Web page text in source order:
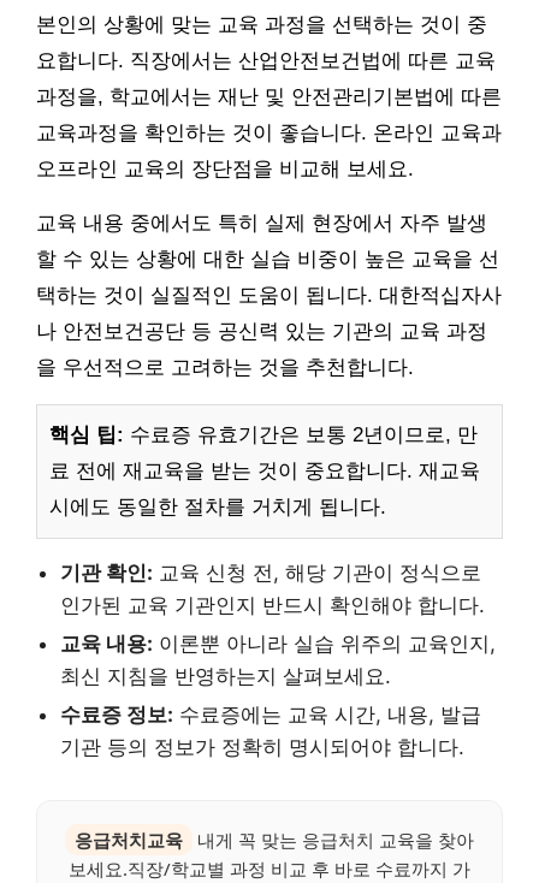
본인의 상황에 맞는 교육 과정을 선택하는 것이 중
요합니다. 직장에서는 산업안전보건법에 따른 교육
과정을, 학교에서는 재난 및 안전관리기본법에 따른
교육과정을 확인하는 것이 좋습니다. 온라인 교육과
오프라인 교육의 장단점을 비교해 보세요.
교육 내용 중에서도 특히 실제 현장에서 자주 발생
할 수 있는 상황에 대한 실습 비중이 높은 교육을 선
택하는 것이 실질적인 도움이 됩니다. 대한적십자사
나 안전보건공단 등 공신력 있는 기관의 교육 과정
을 우선적으로 고려하는 것을 추천합니다.
핵심 팁: 수료증 유효기간은 보통 2년이므로, 만
료 전에 재교육을 받는 것이 중요합니다. 재교육
시에도 동일한 절차를 거치게 됩니다.
기관 확인: 교육 신청 전, 해당 기관이 정식으로
인가된 교육 기관인지 반드시 확인해야 합니다.
교육 내용: 이론뿐 아니라 실습 위주의 교육인지,
최신 지침을 반영하는지 살펴보세요.
수료증 정보: 수료증에는 교육 시간, 내용, 발급
기관 등의 정보가 정확히 명시되어야 합니다.
응급처치교육
내게 꼭 맞는 응급처치 교육을 찾아
보세요.직장/학교별 과정 비교 후 바로 수료까지 가